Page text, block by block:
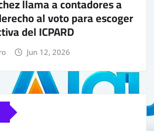
llama a contadores a
al voto para escoger
del ICPARD
Jun 12, 2026